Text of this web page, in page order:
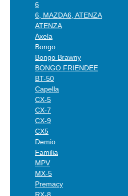
6
6, MAZDA6, ATENZA
ATENZA
Axela
Bongo
Bongo Brawny
BONGO FRIENDEE
BT-50
Capella
CX-5
CX-7
CX-9
CX5
Demio
Familia
MPV
MX-5
Premacy